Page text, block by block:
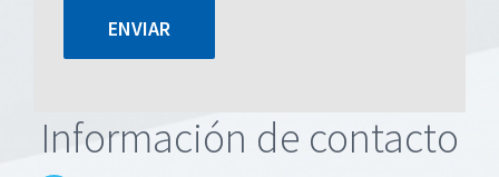
Información de contacto